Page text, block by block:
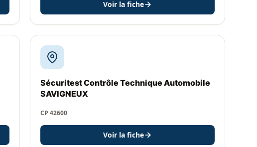
Voir la fiche
Sécuritest Contrôle Technique Automobile
SAVIGNEUX
CP 42600
Voir la fiche